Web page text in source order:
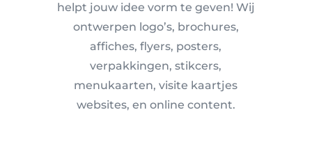
helpt jouw idee vorm te geven! Wij
ontwerpen logo’s, brochures,
affiches, flyers, posters,
verpakkingen, stikcers,
menukaarten, visite kaartjes
websites, en online content.